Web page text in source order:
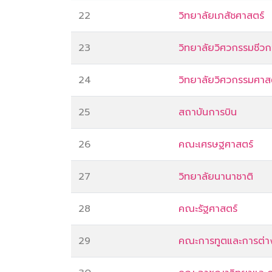
22 วิทยาลัยเภสัชศาสตร์
23 วิทยาลัยวิศวกรรมชีว
24 วิทยาลัยวิศวกรรมศา
25 สถาบันการบิน
26 คณะเศรษฐศาสตร์
27 วิทยาลัยนานาชาติ
28 คณะรัฐศาสตร์
29 คณะการทูตและการต่า